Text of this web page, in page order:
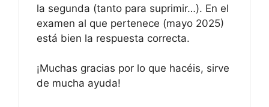
la segunda (tanto para suprimir…). En el
examen al que pertenece (mayo 2025)
está bien la respuesta correcta.
¡Muchas gracias por lo que hacéis, sirve
de mucha ayuda!